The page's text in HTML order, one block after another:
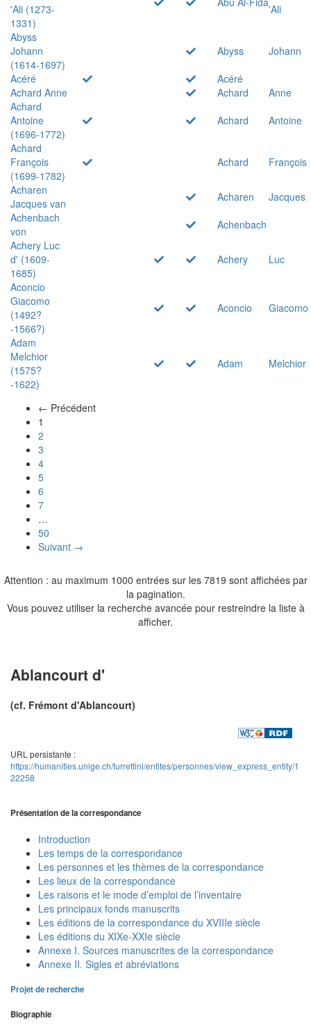
'Ali (1273-
1331)
'Ali
Abyss
Johann
(1614-1697)
Abyss
Johann
Acéré
Acéré
Achard Anne
Achard
Anne
Achard
Antoine
(1696-1772)
Achard
Antoine
Achard
François
(1699-1782)
Achard
François
Acharen
Jacques van
Acharen
Jacques
Achenbach
von
Achenbach
Achery Luc
d' (1609-
1685)
Achery
Luc
Aconcio
Giacomo
(1492?
-1566?)
Aconcio Giacomo
Adam
Melchior
(1575?
-1622)
Adam Melchior
← Précédent
1
2
3
4
5
6
7
…
50
Suivant →
Attention : au maximum 1000 entrées sur les 7819 sont affichées par
la pagination.
Vous pouvez utiliser la recherche avancée pour restreindre la liste à
afficher.
Ablancourt d'
(cf. Frémont d'Ablancourt)
URL persistante :
https://humanities.unige.ch/turrettini/entites/personnes/view_express_entity/1
22258
Présentation de la correspondance
Introduction
Les temps de la correspondance
Les personnes et les thèmes de la correspondance
Les lieux de la correspondance
Les raisons et le mode d’emploi de l’inventaire
Les principaux fonds manuscrits
Les éditions de la correspondance du XVIIIe siècle
Les éditions du XIXe-XXIe siècle
Annexe I. Sources manuscrites de la correspondance
Annexe II. Sigles et abréviations
Projet de recherche
Biographie